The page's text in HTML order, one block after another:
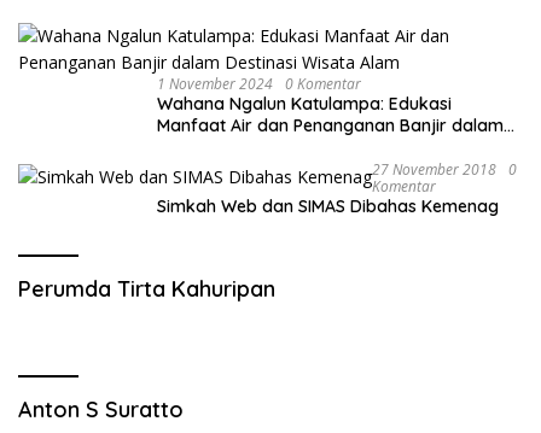
1 November 2024 0 Komentar
Wahana Ngalun Katulampa: Edukasi
Manfaat Air dan Penanganan Banjir dalam
27 November 2018 0
Komentar
Simkah Web dan SIMAS Dibahas Kemenag
Perumda Tirta Kahuripan
Anton S Suratto